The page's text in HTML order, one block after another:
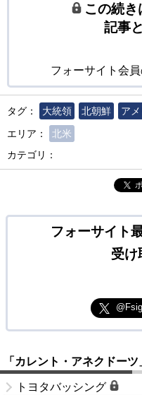
この続
記事
フォーサイト会
タグ： 大統領 北朝鮮 ア
エリア：
北米
カテゴリ：
フォーサイト
受け
「カレント・アネクドー
トヨタバッシング